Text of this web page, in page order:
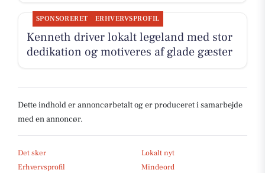
SPONSORERET ERHVERVSPROFIL
Kenneth driver lokalt legeland med stor
dedikation og motiveres af glade gæster
Dette indhold er annoncørbetalt og er produceret i samarbejde
med en annoncør.
Det sker
Lokalt nyt
Erhvervsprofil
Mindeord